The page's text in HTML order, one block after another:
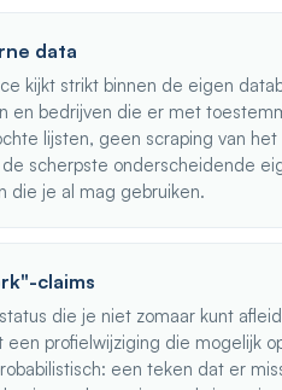
data
kijkt strikt binnen de eigen
en bedrijven die er met
lijsten, geen scraping van
scherpste onderscheidende
die je al mag gebruiken.
claims
die je niet zomaar kunt
een profielwijziging die mogelijk
een teken dat er